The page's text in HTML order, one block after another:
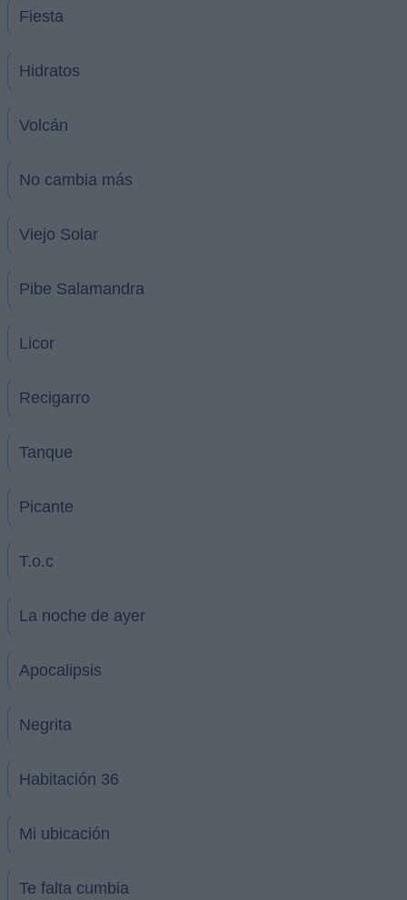
Fiesta
Hidratos
Volcán
No cambia más
Viejo Solar
Pibe Salamandra
Licor
Recigarro
Tanque
Picante
T.o.c
La noche de ayer
Apocalipsis
Negrita
Habitación 36
Mi ubicación
Te falta cumbia